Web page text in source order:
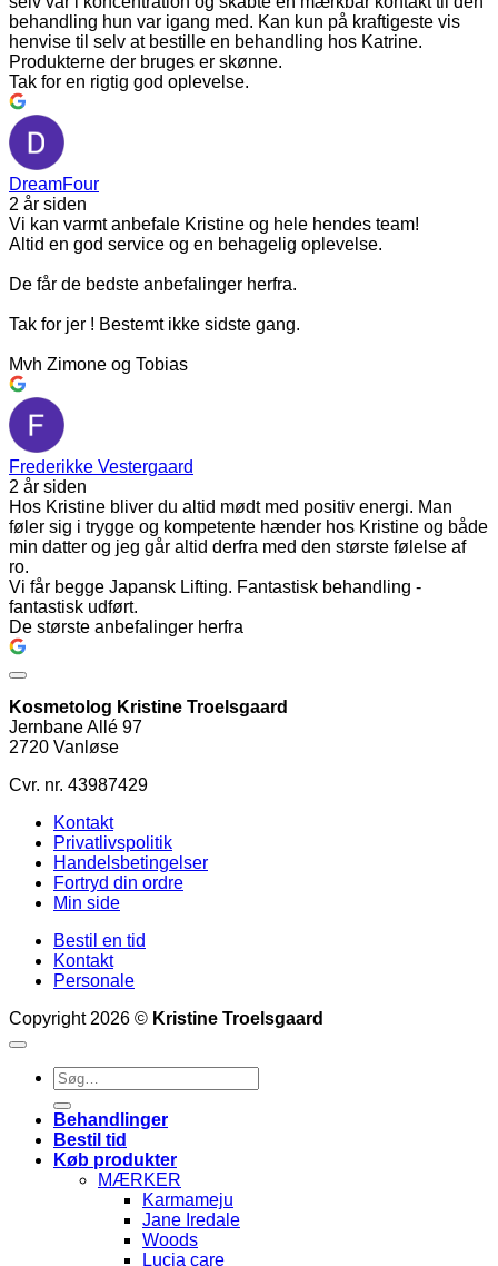
behandling hun var igang med. Kan kun på kraftigeste vis
henvise til selv at bestille en behandling hos Katrine.
Produkterne der bruges er skønne.
Tak for en rigtig god oplevelse.
DreamFour
2 år siden
Vi kan varmt anbefale Kristine og hele hendes team!
Altid en god service og en behagelig oplevelse.
De får de bedste anbefalinger herfra.
Tak for jer ! Bestemt ikke sidste gang.
Mvh Zimone og Tobias
Frederikke Vestergaard
2 år siden
Hos Kristine bliver du altid mødt med positiv energi. Man
føler sig i trygge og kompetente hænder hos Kristine og både
min datter og jeg går altid derfra med den største følelse af
ro.
Vi får begge Japansk Lifting. Fantastisk behandling -
fantastisk udført.
De største anbefalinger herfra
Kosmetolog Kristine Troelsgaard
Jernbane Allé 97
2720 Vanløse
Cvr. nr. 43987429
Kontakt
Privatlivspolitik
Handelsbetingelser
Fortryd din ordre
Min side
Bestil en tid
Kontakt
Personale
Copyright 2026 © Kristine Troelsgaard
Søg
efter:
Behandlinger
Bestil tid
Køb produkter
MÆRKER
Karmameju
Jane Iredale
Woods
Lucia care